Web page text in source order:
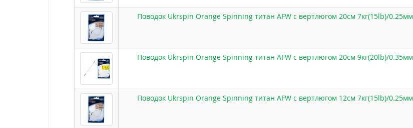
Поводок Ukrspin Orange Spinning титан AFW с вертлюгом 20см 7кг(15lb)/0.25мм
Поводок Ukrspin Orange Spinning титан AFW с вертлюгом 20см 9кг(20lb)/0.35мм
Поводок Ukrspin Orange Spinning титан AFW с вертлюгом 12см 7кг(15lb)/0.25мм